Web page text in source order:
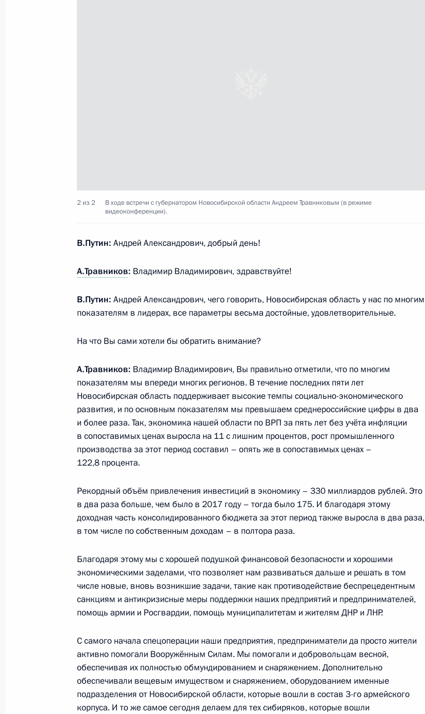
20 июня 2022 года, 15:30
Поездка в Новосибирскую область
Стенографический отчёт о встрече с родителями учащихся
и учителями школы № 2 в городе Обь
Посещение новой школы в городе Обь
28 августа 2018 года, 09:40
Встреча с врио главы Новосибирской области Андреем
Травниковым
Международный форум «Технопром-2018»
28 августа Владимир Путин совершит рабочую поездку в СФО
27 августа 2018 года, 15:00
Рабочая встреча с врио губернатора Новосибирской области
Андреем Травниковым
2 июля 2018 года, 14:30
2 из 2
В ходе встречи с губернатором Новосибирской области Андреем Травниковым (в режиме
видеоконференции).
В.Путин: Андрей Александрович, добрый день!
А.Травников: Владимир Владимирович, здравствуйте!
В.Путин: Андрей Александрович, чего говорить, Новосибирская область у нас по многим
показателям в лидерах, все параметры весьма достойные, удовлетворительные.
На что Вы сами хотели бы обратить внимание?
А.Травников: Владимир Владимирович, Вы правильно отметили, что по многим
показателям мы впереди многих регионов. В течение последних пяти лет
Новосибирская область поддерживает высокие темпы социально-экономического
развития, и по основным показателям мы превышаем среднероссийские цифры в два
и более раза. Так, экономика нашей области по ВРП за пять лет без учёта инфляции
в сопоставимых ценах выросла на 11 с лишним процентов, рост промышленного
производства за этот период составил – опять же в сопоставимых ценах –
122,8 процента.
Рекордный объём привлечения инвестиций в экономику – 330 миллиардов рублей. Это
в два раза больше, чем было в 2017 году – тогда было 175. И благодаря этому
доходная часть консолидированного бюджета за этот период также выросла в два раза,
в том числе по собственным доходам – в полтора раза.
Благодаря этому мы с хорошей подушкой финансовой безопасности и хорошими
экономическими заделами, что позволяет нам развиваться дальше и решать в том
числе новые, вновь возникшие задачи, такие как противодействие беспрецедентным
санкциям и антикризисные меры поддержки наших предприятий и предпринимателей,
помощь армии и Росгвардии, помощь муниципалитетам и жителям ДНР и ЛНР.
С самого начала спецоперации наши предприятия, предприниматели да просто жители
активно помогали Вооружённым Силам. Мы помогали и добровольцам весной,
обеспечивая их полностью обмундированием и снаряжением. Дополнительно
обеспечивали вещевым имуществом и снаряжением, оборудованием именные
подразделения от Новосибирской области, которые вошли в состав 3-го армейского
корпуса. И то же самое сегодня делаем для тех сибиряков, которые вошли